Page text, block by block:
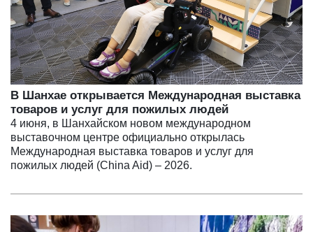
В Шанхае открывается Международная выставка
товаров и услуг для пожилых людей
4 июня, в Шанхайском новом международном
выставочном центре официально открылась
Международная выставка товаров и услуг для
пожилых людей (China Aid) – 2026.